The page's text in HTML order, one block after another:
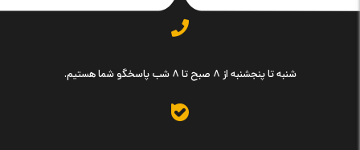
شنبه تا پنجشنبه از ۸ صبح تا ۸ شب پاسخگو شما هستیم.